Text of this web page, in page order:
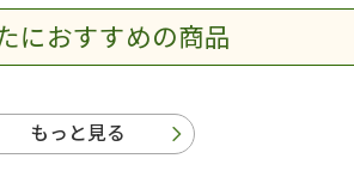
におすすめの商品
もっと見る